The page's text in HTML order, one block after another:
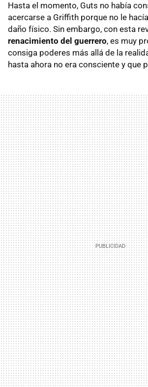
Hasta el momento, Guts no había
acercarse a Griffith porque no le
daño físico. Sin embargo, con esta
renacimiento del guerrero, es muy
consiga poderes más allá de la
hasta ahora no era consciente y que